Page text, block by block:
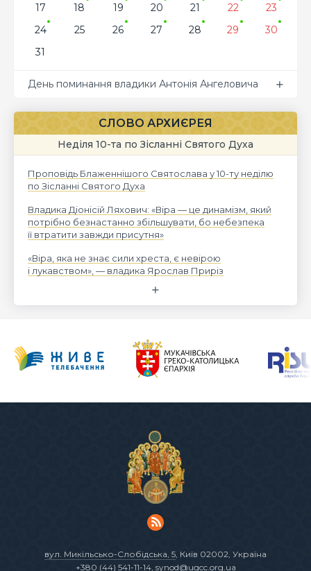
17
18 19 20 21 22
23
24
25 26 27 28 29
30
31
День поминання владики Антонія Ангеловича
СЛОВО АРХИЄРЕЯ
Неділя 10-та по Зісланні Святого Духа
Проповідь Блаженнішого Святослава у 10-ту неділю
по Зісланні Святого Духа
Владика Діонісій Ляхович: «Віра — це динамізм, який
потрібно безнастанно збільшувати, бо небезпека
її втратити завжди присутня»
«Віра, яка не знає сили хреста, є невірою
і лукавством», — владика Ярослав Приріз
вул. Микільсько-Слобідська, 5 , Київ 02002, Україна
+380 (44) 541-11-14, synod@ugcc.org.ua